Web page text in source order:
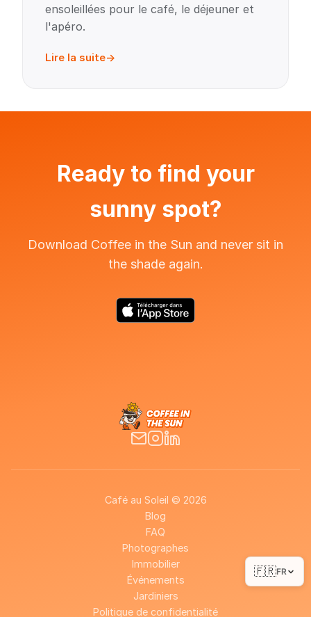
ensoleillées pour le café, le déjeuner et
l'apéro.
Lire la suite
Ready to find your
sunny spot?
Download Coffee in the Sun and never sit in
the shade again.
Café au Soleil © 2026
Blog
FAQ
Photographes
Immobilier
Événements
Jardiniers
Politique de confidentialité
🇫🇷FR